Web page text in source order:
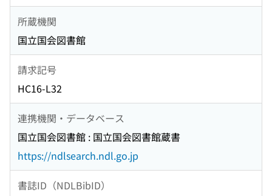
所蔵機関
国立国会図書館
請求記号
HC16-L32
連携機関・データベース
国立国会図書館 : 国立国会図書館蔵書
https://ndlsearch.ndl.go.jp
書誌ID（NDLBibID）